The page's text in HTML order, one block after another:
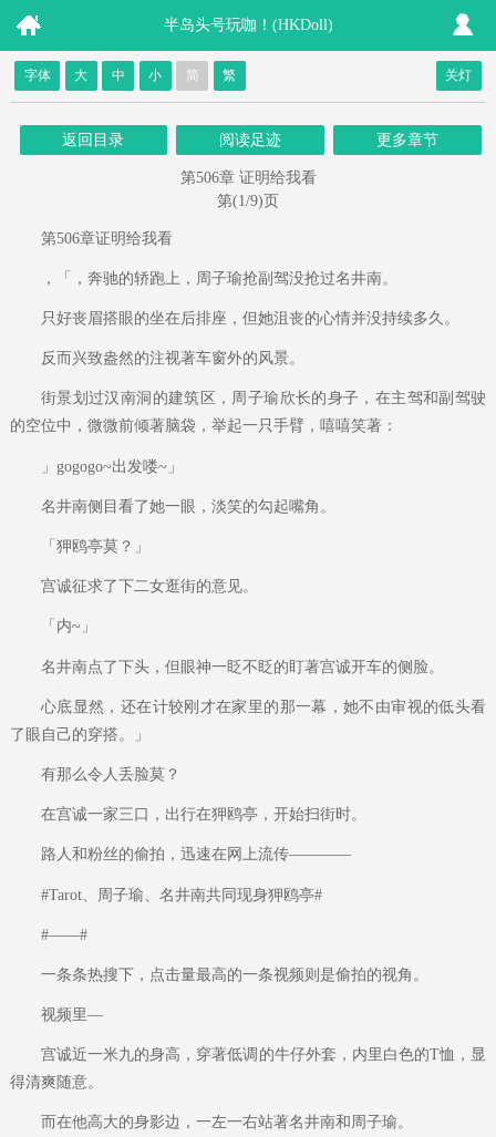
半岛头号玩咖！(HKDoll)
字体 大 中 小 简 繁 关灯
返回目录 阅读足迹 更多章节
第506章 证明给我看
第(1/9)页
第506章证明给我看
，「，奔驰的轿跑上，周子瑜抢副驾没抢过名井南。
只好丧眉搭眼的坐在后排座，但她沮丧的心情并没持续多久。
反而兴致盎然的注视著车窗外的风景。
街景划过汉南洞的建筑区，周子瑜欣长的身子，在主驾和副驾驶
的空位中，微微前倾著脑袋，举起一只手臂，嘻嘻笑著：
」gogogo~出发喽~」
名井南侧目看了她一眼，淡笑的勾起嘴角。
「狎鸥亭莫？」
宫诚征求了下二女逛街的意见。
「内~」
名井南点了下头，但眼神一眨不眨的盯著宫诚开车的侧脸。
心底显然，还在计较刚才在家里的那一幕，她不由审视的低头看
了眼自己的穿搭。」
有那么令人丢脸莫？
在宫诚一家三口，出行在狎鸥亭，开始扫街时。
路人和粉丝的偷拍，迅速在网上流传————
#Tarot、周子瑜、名井南共同现身狎鸥亭#
#——#
一条条热搜下，点击量最高的一条视频则是偷拍的视角。
视频里—
宫诚近一米九的身高，穿著低调的牛仔外套，内里白色的T恤，显
得清爽随意。
而在他高大的身影边，一左一右站著名井南和周子瑜。